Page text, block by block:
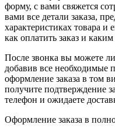
форму, с вами свяжется
вами все детали заказа,
характеристиках товара и
как оплатить заказ и
После звонка вы можете
добавив все необходимые
оформление заказа в том
получите подтверждение
телефон и ожидаете
Оформление заказа в